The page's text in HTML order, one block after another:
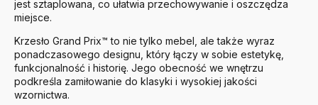
jest sztaplowana, co ułatwia przechowywanie i oszczędza
miejsce.
Krzesło Grand Prix™ to nie tylko mebel, ale także wyraz
ponadczasowego designu, który łączy w sobie estetykę,
funkcjonalność i historię. Jego obecność we wnętrzu
podkreśla zamiłowanie do klasyki i wysokiej jakości
wzornictwa.